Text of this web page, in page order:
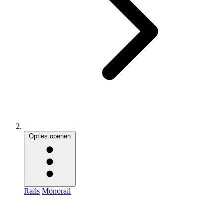
Opties openen
Rails Monorail